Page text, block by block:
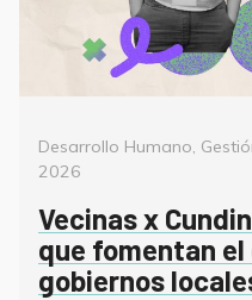
Categorías
Desarrollo Humano,
2026
Vecinas x
que fomentan
gobiernos